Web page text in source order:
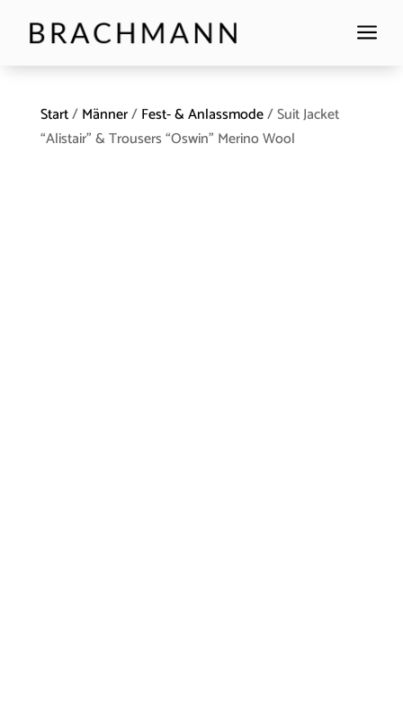
a
Start/Männer/Fest- & Anlassmode/ Suit Jacket
“Alistair” & Trousers “Oswin” Merino Wool